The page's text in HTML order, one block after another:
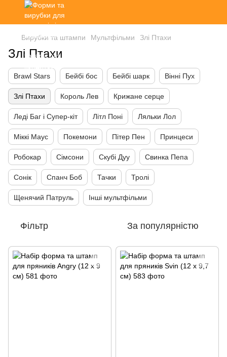
Вирубки та штампи Мультфільми Злі Птахи
Злі Птахи
Brawl Stars Бейбі бос Бейбі шарк Вінні Пух
Злі Птахи Король Лев Крижане серце
Леді Баг і Супер-кіт Літл Поні Ляльки Лол
Міккі Маус Покемони Пітер Пен Принцеси
Робокар Сімсони Скубі Дуу Свинка Пепа
Сонік Спанч Боб Тачки Тролі
Щенячий Патруль Інші мультфільми
Фільтр За популярністю